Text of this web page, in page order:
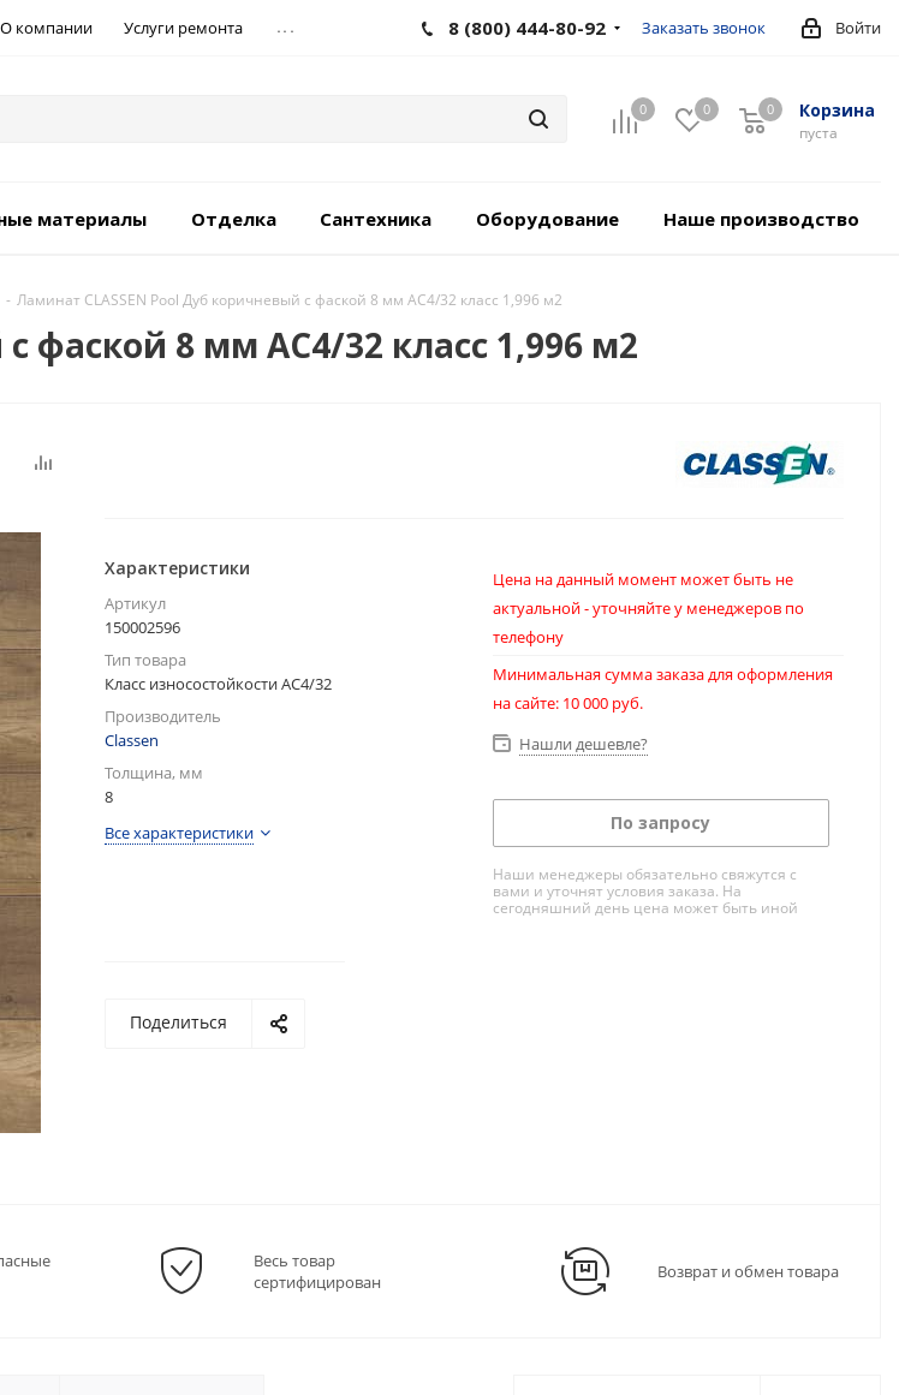
О компании Услуги ремонта ... Войти
8 (800) 444-80-92 Заказать звонок
0 0 Корзина
пуста
0
материалы Отделка Сантехника Оборудование Наше производство
- Ламинат CLASSEN Pool Дуб коричневый с фаской 8 мм АС4/32 класс 1,996 м2
фаской 8 мм АС4/32 класс 1,996 м2
Характеристики
Артикул
150002596
Тип товара
Класс износостойкости АС4/32
Производитель
Classen
Толщина, мм
8
Все характеристики
Цена на данный момент может быть не
актуальной - уточняйте у менеджеров по
телефону
Минимальная сумма заказа для оформления
на сайте: 10 000 руб.
Нашли дешевле?
По запросу
Наши менеджеры обязательно свяжутся с
вами и уточнят условия заказа. На
сегодняшний день цена может быть иной
Поделиться
Весь товар
сертифицирован
Возврат и обмен товара